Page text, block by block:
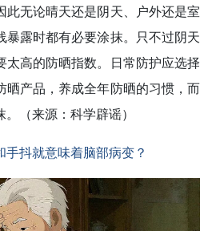
此无论晴天还是阴天、户外还是室
暴露时都有必要涂抹。只不过阴天
太高的防晒指数。日常防护应选择
晒产品，养成全年防晒的习惯，而
（来源：科学辟谣）
抖就意味着脑部病变？